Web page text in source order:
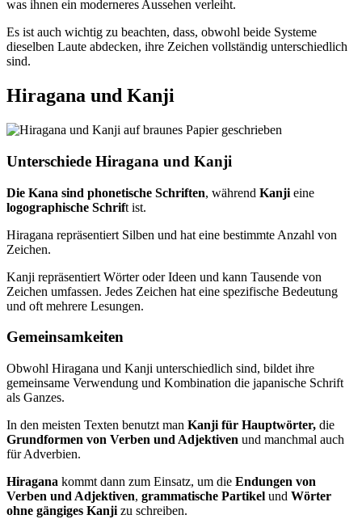
was ihnen ein moderneres Aussehen verleiht.
Es ist auch wichtig zu beachten, dass, obwohl beide Systeme
dieselben Laute abdecken, ihre Zeichen vollständig unterschiedlich
sind.
Hiragana und Kanji
Unterschiede Hiragana und Kanji
Die Kana sind phonetische Schriften, während Kanji eine
logographische Schrift ist.
Hiragana repräsentiert Silben und hat eine bestimmte Anzahl von
Zeichen.
Kanji repräsentiert Wörter oder Ideen und kann Tausende von
Zeichen umfassen. Jedes Zeichen hat eine spezifische Bedeutung
und oft mehrere Lesungen.
Gemeinsamkeiten
Obwohl Hiragana und Kanji unterschiedlich sind, bildet ihre
gemeinsame Verwendung und Kombination die japanische Schrift
als Ganzes.
In den meisten Texten benutzt man Kanji für Hauptwörter, die
Grundformen von Verben und Adjektiven und manchmal auch
für Adverbien.
Hiragana kommt dann zum Einsatz, um die Endungen von
Verben und Adjektiven, grammatische Partikel und Wörter
ohne gängiges Kanji zu schreiben.